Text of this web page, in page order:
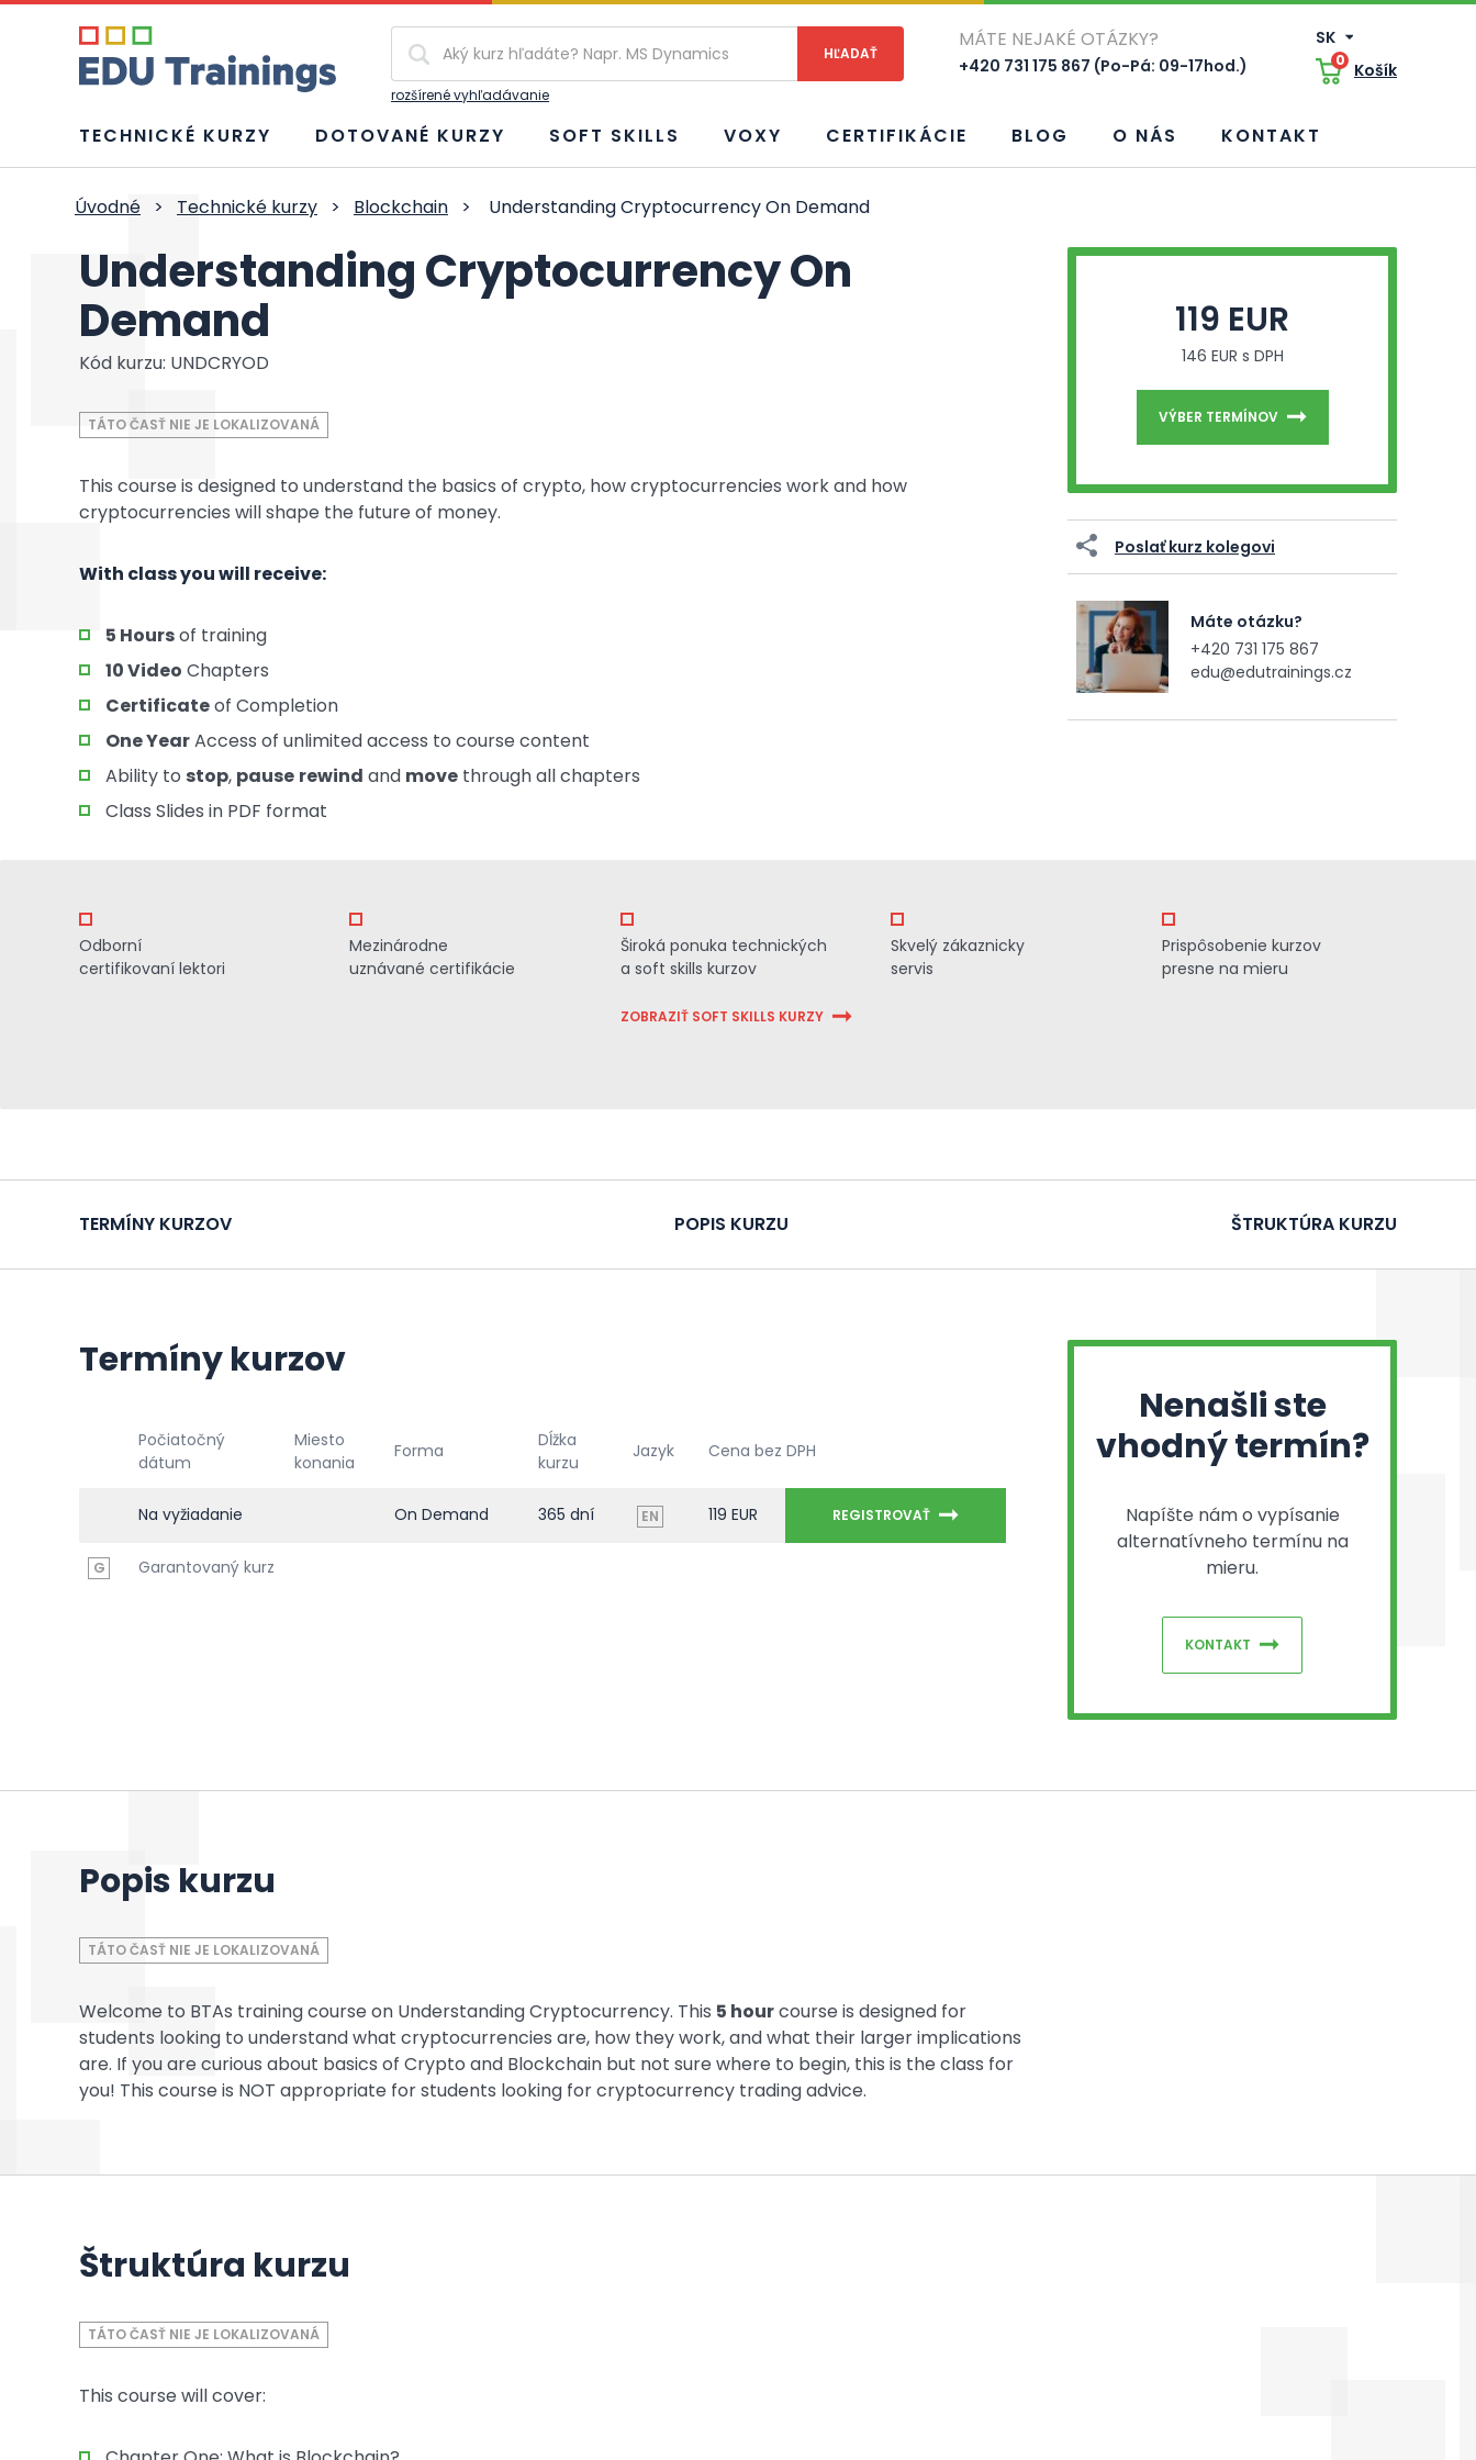
rozšírené vyhľadávanie
MÁTE NEJAKÉ OTÁZKY?
+420 731 175 867 (Po-Pá: 09-17hod.)
SK
0 Košík
TECHNICKÉ KURZY DOTOVANÉ KURZY SOFT SKILLS VOXY CERTIFIKÁCIE BLOG O NÁS KONTAKT
Úvodné > Technické kurzy > Blockchain > Understanding Cryptocurrency On Demand
Understanding Cryptocurrency On
Demand
Kód kurzu: UNDCRYOD
TÁTO ČASŤ NIE JE LOKALIZOVANÁ
This course is designed to understand the basics of crypto, how cryptocurrencies work and how
cryptocurrencies will shape the future of money.
With class you will receive:
5 Hoursof training
10 Video Chapters
Certificateof Completion
One YearAccess of unlimited access to course content
Ability to stop, pause rewind and move through all chapters
Class Slides in PDF format
119 EUR
146 EUR s DPH
VÝBER TERMÍNOV
Poslať kurz kolegovi
Máte otázku?
+420 731 175 867
edu@edutrainings.cz
Odborní
certifikovaní lektori
Mezinárodne
uznávané certifikácie
Široká ponuka technických
a soft skills kurzov
ZOBRAZIŤ SOFT SKILLS KURZY
Skvelý zákaznicky
servis
Prispôsobenie kurzov
presne na mieru
TERMÍNY KURZOV POPIS KURZU ŠTRUKTÚRA KURZU
Termíny kurzov
Počiatočný
dátum
Miesto
konania
Forma
Dĺžka
kurzu
Jazyk Cena bez DPH
Na vyžiadanie On Demand 365 dní EN 119 EUR REGISTROVAŤ
G Garantovaný kurz
Nenašli ste
vhodný termín?
Napíšte nám o vypísanie
alternatívneho termínu na
mieru.
KONTAKT
Popis kurzu
TÁTO ČASŤ NIE JE LOKALIZOVANÁ
Welcome to BTAs training course on Understanding Cryptocurrency. This 5 hourcourse is designed for
students looking to understand what cryptocurrencies are, how they work, and what their larger implications
are. If you are curious about basics of Crypto and Blockchain but not sure where to begin, this is the class for
you! This course is NOT appropriate for students looking for cryptocurrency trading advice.
Štruktúra kurzu
TÁTO ČASŤ NIE JE LOKALIZOVANÁ
This course will cover: